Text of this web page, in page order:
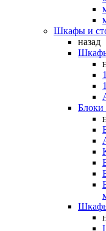
Шкафы и
назад
Блоки